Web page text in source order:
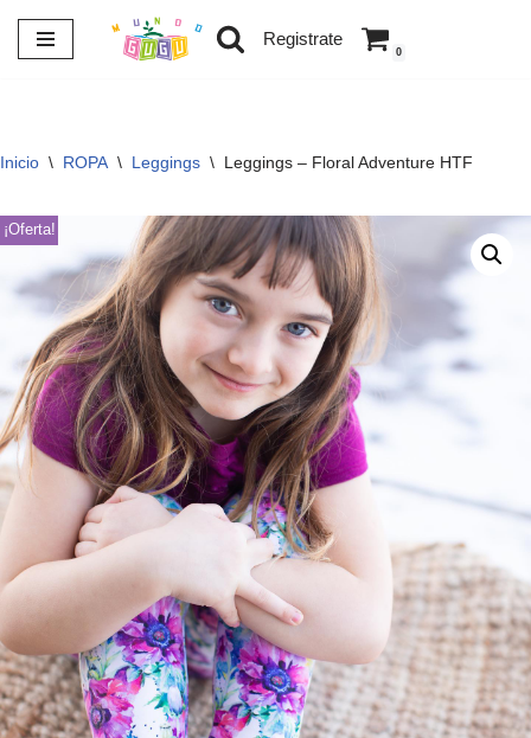
Saltar
Registrate
0
Inicio \ ROPA \ Leggings \ Leggings – Floral Adventure HTF
¡Oferta!